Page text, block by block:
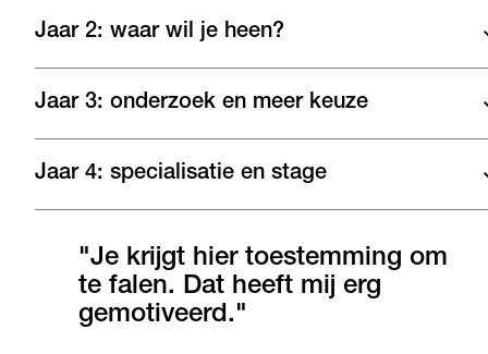
Jaar 2: waar wil je heen?
Jaar 3: onderzoek en meer keuze
Jaar 4: specialisatie en stage
"Je krijgt hier toestemming om
te falen. Dat heeft mij erg
gemotiveerd."